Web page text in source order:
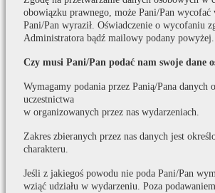
obowiązku prawnego, może Pani/Pan
Pani/Pan wyraził. Oświadczenie o wycofaniu
Administratora bądź mailowy podany powyżej.
Czy musi Pani/Pan podać nam swoje dane
Wymagamy podania przez Panią/Pana danych
uczestnictwa
w organizowanych przez nas wydarzeniach.
Zakres zbieranych przez nas danych jest
charakteru.
Jeśli z jakiegoś powodu nie poda Pani/Pan
wziąć udziału w wydarzeniu. Poza